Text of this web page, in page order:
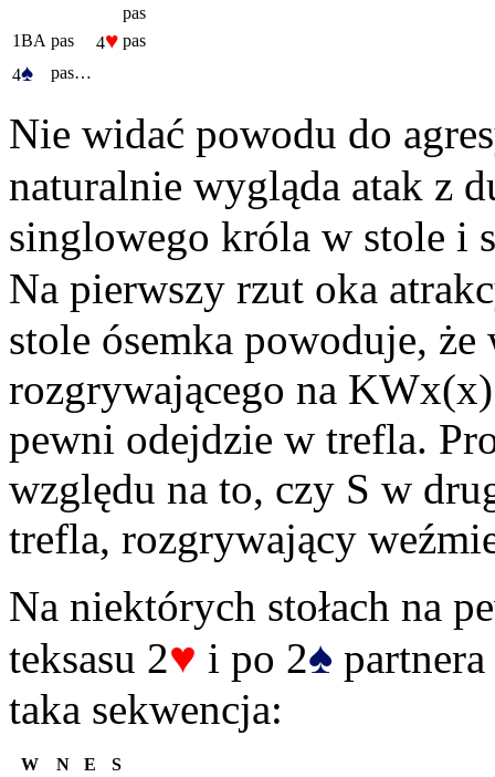
pas
1BA pas 4♥ pas
4♠ pas…
Nie widać powodu do
naturalnie wygląda atak z
singlowego króla w stole i
Na pierwszy rzut oka
stole ósemka powoduje,
rozgrywającego na
pewni odejdzie w trefla.
względu na to, czy S w
trefla, rozgrywający
Na niektórych stołach na
teksasu 2♥ i po 2♠
taka sekwencja:
W N E
S